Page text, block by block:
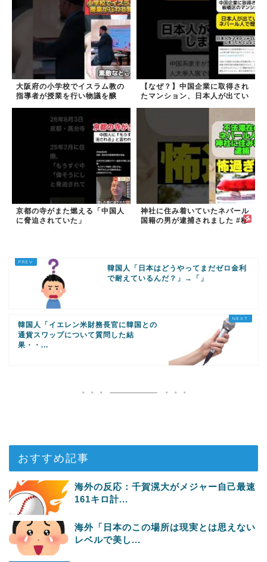
大阪府の小学校でイスラム教の
指導者が授業を行い物議を醸
【なぜ？】中国企業に取得され
たマンション、日本人が出てい
京都の寺がまた燃える「中国人
に脅迫されていた」
神社に住み着いていたネパール
国籍の男が逮捕されました #移
韓国人「日本はどうやってまだゼロ金利
で耐えているんだ？」→「」
韓国人「イエレン米財務長官に韓国との
通貨スワップについて質問した結
果・・...
おすすめ記事
海外の反応：千賀滉大がメジャー自己最速
161キロ計...
海外「日本のこの場所は現実とは思えない
レベルで美し...